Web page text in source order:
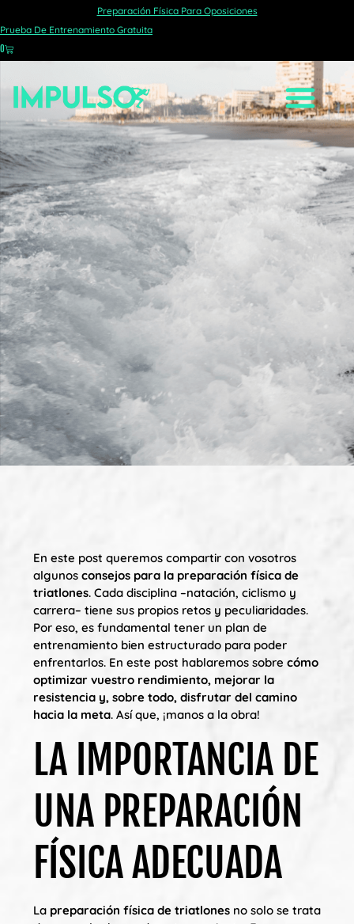
Preparación Física Para Oposiciones
Prueba De Entrenamiento Gratuita
0
En este post queremos compartir con vosotros
algunos consejos para la preparación física de
triatlones. Cada disciplina –natación, ciclismo y
carrera– tiene sus propios retos y peculiaridades.
Por eso, es fundamental tener un plan de
entrenamiento bien estructurado para poder
enfrentarlos. En este post hablaremos sobre cómo
optimizar vuestro rendimiento, mejorar la
resistencia y, sobre todo, disfrutar del camino
hacia la meta. Así que, ¡manos a la obra!
LA IMPORTANCIA DE
UNA PREPARACIÓN
FÍSICA ADECUADA
La preparación física de triatlones no solo se trata